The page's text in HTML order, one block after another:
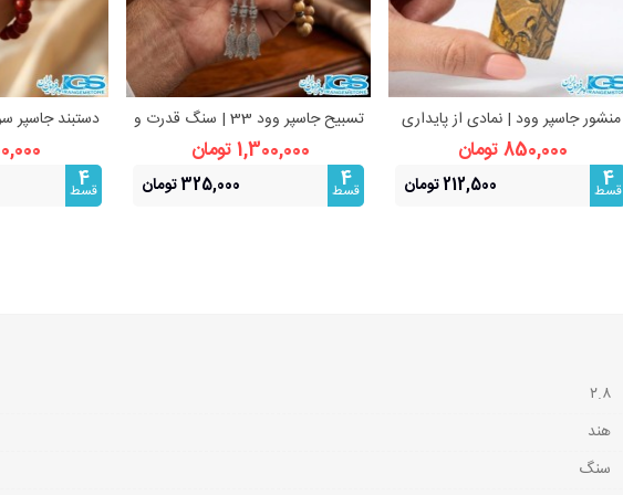
مشاهده بیشتر
منشور جاسپر وود | نمادی از پایداری
850,000 تومان
4
قسط 212,500 تومان
مشاهده بیشترتسبیح جاسپر وود 33 | سنگ قدرت و
آرامش
1,300,000 تومان
4
قسط 325,000 تومان
دستبند جاسپر
| زیبایی
900,000
4
قسط
۲.۸
هند
سنگ